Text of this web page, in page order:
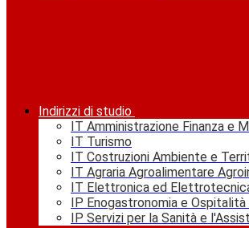
Indirizzi di studio
IT Amministrazione Finanza e
IT Turismo
IT Costruzioni Ambiente e
IT Agraria Agroalimentare
IT Elettronica ed
IP Enogastronomia e
IP Servizi per la Sanità e